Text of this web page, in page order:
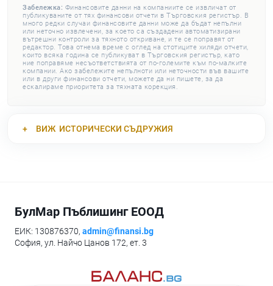
Забележка: Финансовите данни на компаниите се извличат от
публикуваните от тях финансови отчети в Търговския регистър. В
много редки случаи финансовите данни може да бъдат непълни
или неточно извлечени, за което са създадени автоматизирани
вътрешни контроли за тяхното откриване, и те се поправят от
редактор. Това отнема време с оглед на стотиците хиляди отчети,
които всяка година се публикуват в Търговския регистър, като
ние поправяме несъответствията от по-големите към по-малките
компании. Ако забележите непълноти или неточности във вашите
или в други финансови отчети, можете да ни пишете, за да
ескалираме приоритета за тяхната корекция.
ВИЖ ИСТОРИЧЕСКИ СЪДРУЖИЯ
БулМар Пъблишинг ЕООД
ЕИК: 130876370, admin@finansi.bg
София, ул. Найчо Цанов 172, ет. 3